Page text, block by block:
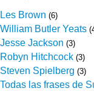
Les Brown (6)
William Butler Yeats
Jesse Jackson (3)
Robyn Hitchcock (3)
Steven Spielberg (3)
Todas las frases de